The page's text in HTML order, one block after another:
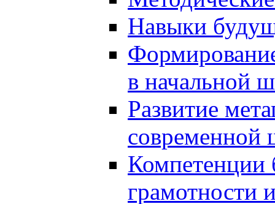
Навыки
в начальной
Развитие
современной
Компетенции
грамотности